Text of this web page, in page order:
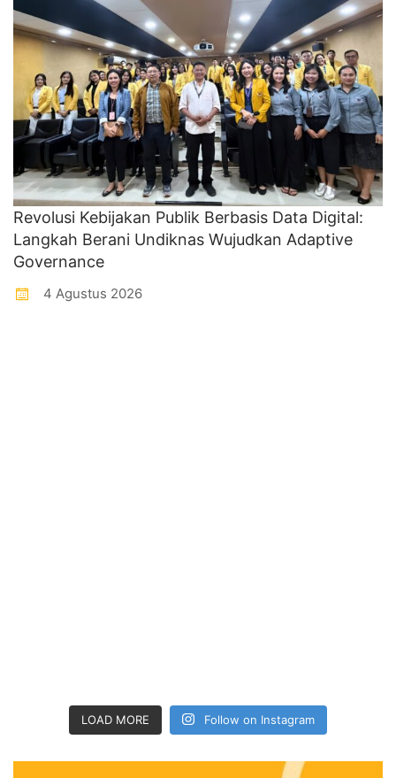
Revolusi Kebijakan Publik Berbasis Data Digital:
Langkah Berani Undiknas Wujudkan Adaptive
Governance
4 Agustus 2026
LOAD MORE Follow on Instagram